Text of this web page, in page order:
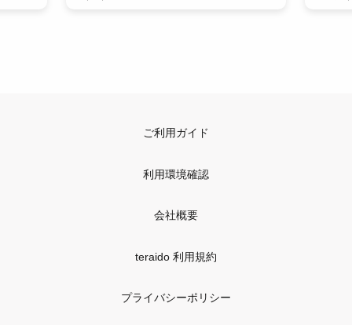
ご利用ガイド
利用環境確認
会社概要
teraido 利用規約
プライバシーポリシー